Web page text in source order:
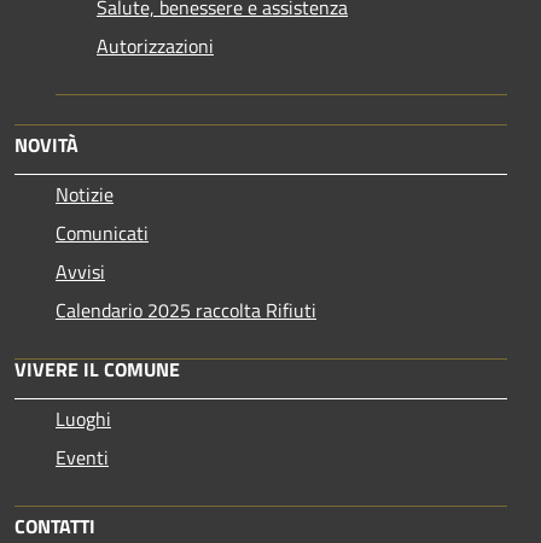
Salute, benessere e assistenza
Autorizzazioni
NOVITÀ
Notizie
Comunicati
Avvisi
Calendario 2025 raccolta Rifiuti
VIVERE IL COMUNE
Luoghi
Eventi
CONTATTI